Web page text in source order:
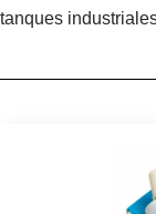
tanques